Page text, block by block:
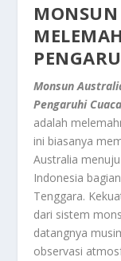
Monsun
Pengaruhi
adalah
ini biasanya
Australia
Indonesia
Tenggara.
dari sistem
datangnya
observasi